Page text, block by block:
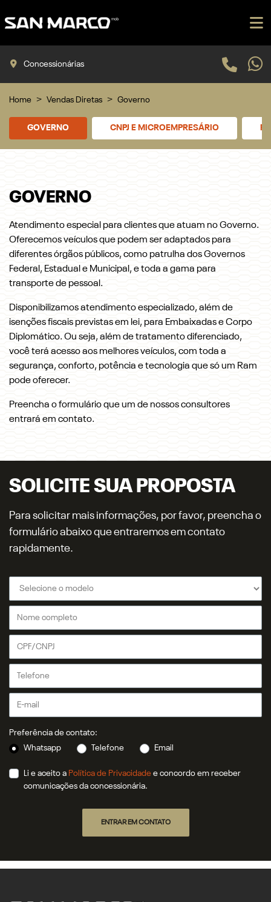
Concessionárias
Home Vendas Diretas Governo
CNPJ E MICROEMPRESÁRIO
GOVERNO
GOVERNO
Atendimento especial para clientes que atuam no Governo.
Oferecemos veículos que podem ser adaptados para
diferentes órgãos públicos, como patrulha dos Governos
Federal, Estadual e Municipal, e toda a gama para
transporte de pessoal.
Disponibilizamos atendimento especializado, além de
isenções fiscais previstas em lei, para Embaixadas e Corpo
Diplomático. Ou seja, além de tratamento diferenciado,
você terá acesso aos melhores veículos, com toda a
segurança, conforto, potência e tecnologia que só um Ram
pode oferecer.
Preencha o formulário que um de nossos consultores
entrará em contato.
SOLICITE SUA PROPOSTA
Para solicitar mais informações, por favor, preencha o
formulário abaixo que entraremos em contato
rapidamente.
Preferência de contato:
Whatsapp
Telefone Email
Li e aceito a Política de Privacidade e concordo em receber
comunicações da concessionária.
ENTRAR EM CONTATO